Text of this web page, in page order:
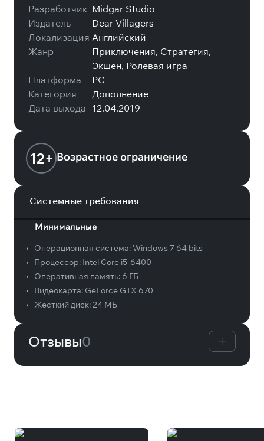
Разработчик Midgar Studio
Издатель
Dear Villagers
Локализация Английский
Жанр
Приключения, Стратегия,
Экшен, Ролевая игра
Платформа
PC
Категория
Дополнение
Дата выхода 12.04.2019
12+ Возрастное ограничение
Системные требования
Минимальные
• Операционная система:Windows 7 64 bits
•
Процессор: Intel Core i5-6400
•
Оперативная память: 6 ГБ
•
Видеокарта: GeForce GTX 670
•
Жесткий диск:24 МБ
Отзывы0